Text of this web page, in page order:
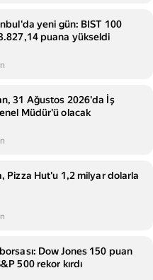
yeni gün: BIST 100
puana yükseldi
31 Ağustos 2026'da İş
Müdür'ü olacak
Pizza Hut'u 1,2 milyar dolarla
Dow Jones 150 puan
500 rekor kırdı